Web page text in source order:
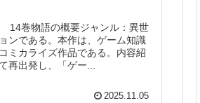
巻物語の概要ジャンル：異世
ンである。本作は、ゲーム知識
ミカライズ作品である。内容紹
再出発し、「ゲー...
2025.11.05